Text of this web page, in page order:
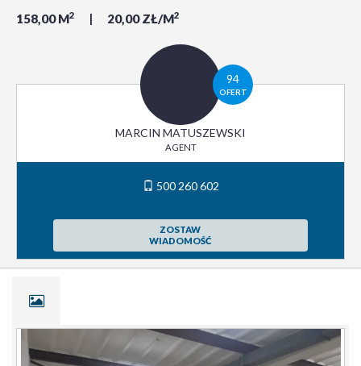
158,00 M2 20,00 ZŁ/M2
94
OFERT
MARCIN MATUSZEWSKI
AGENT
500 260 602
ZOSTAW
WIADOMOŚĆ